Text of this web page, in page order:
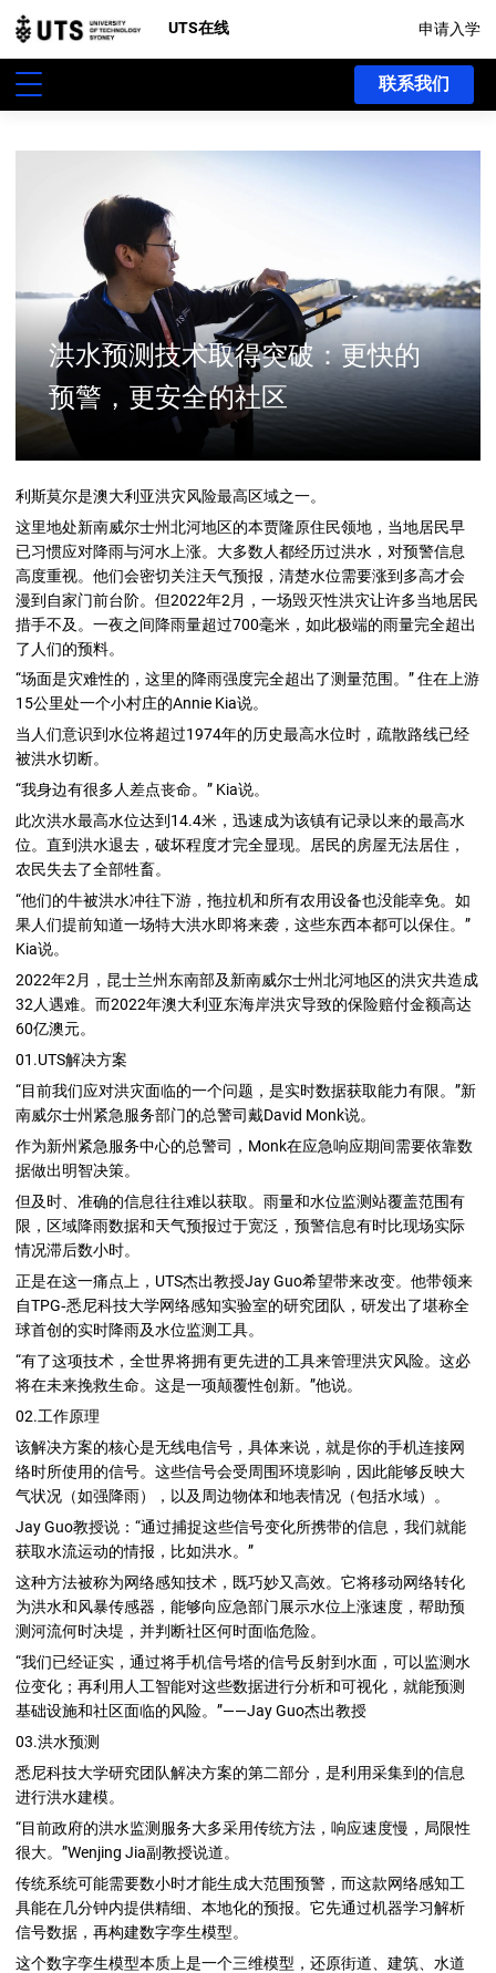
UTS在线 申请入学
联系我们
洪水预测技术取得突破：更快的
预警，更安全的社区
利斯莫尔是澳大利亚洪灾风险最高区域之一。
这里地处新南威尔士州北河地区的本贾隆原住民领地，当地居民早
已习惯应对降雨与河水上涨。大多数人都经历过洪水，对预警信息
高度重视。他们会密切关注天气预报，清楚水位需要涨到多高才会
漫到自家门前台阶。但2022年2月，一场毁灭性洪灾让许多当地居民
措手不及。一夜之间降雨量超过700毫米，如此极端的雨量完全超出
了人们的预料。
“场面是灾难性的，这里的降雨强度完全超出了测量范围。” 住在上游
15公里处一个小村庄的Annie Kia说。
当人们意识到水位将超过1974年的历史最高水位时，疏散路线已经
被洪水切断。
“我身边有很多人差点丧命。” Kia说。
此次洪水最高水位达到14.4米，迅速成为该镇有记录以来的最高水
位。直到洪水退去，破坏程度才完全显现。居民的房屋无法居住，
农民失去了全部牲畜。
“他们的牛被洪水冲往下游，拖拉机和所有农用设备也没能幸免。如
果人们提前知道一场特大洪水即将来袭，这些东西本都可以保住。”
Kia说。
2022年2月，昆士兰州东南部及新南威尔士州北河地区的洪灾共造成
32人遇难。而2022年澳大利亚东海岸洪灾导致的保险赔付金额高达
60亿澳元。
01.UTS解决方案
“目前我们应对洪灾面临的一个问题，是实时数据获取能力有限。”新
南威尔士州紧急服务部门的总警司戴David Monk说。
作为新州紧急服务中心的总警司，Monk在应急响应期间需要依靠数
据做出明智决策。
但及时、准确的信息往往难以获取。雨量和水位监测站覆盖范围有
限，区域降雨数据和天气预报过于宽泛，预警信息有时比现场实际
情况滞后数小时。
正是在这一痛点上，UTS杰出教授Jay Guo希望带来改变。他带领来
自TPG‑悉尼科技大学网络感知实验室的研究团队，研发出了堪称全
球首创的实时降雨及水位监测工具。
“有了这项技术，全世界将拥有更先进的工具来管理洪灾风险。这必
将在未来挽救生命。这是一项颠覆性创新。”他说。
02.工作原理
该解决方案的核心是无线电信号，具体来说，就是你的手机连接网
络时所使用的信号。这些信号会受周围环境影响，因此能够反映大
气状况（如强降雨），以及周边物体和地表情况（包括水域）。
Jay Guo教授说：“通过捕捉这些信号变化所携带的信息，我们就能
获取水流运动的情报，比如洪水。”
这种方法被称为网络感知技术，既巧妙又高效。它将移动网络转化
为洪水和风暴传感器，能够向应急部门展示水位上涨速度，帮助预
测河流何时决堤，并判断社区何时面临危险。
“我们已经证实，通过将手机信号塔的信号反射到水面，可以监测水
位变化；再利用人工智能对这些数据进行分析和可视化，就能预测
基础设施和社区面临的风险。”——Jay Guo杰出教授
03.洪水预测
悉尼科技大学研究团队解决方案的第二部分，是利用采集到的信息
进行洪水建模。
“目前政府的洪水监测服务大多采用传统方法，响应速度慢，局限性
很大。”Wenjing Jia副教授说道。
传统系统可能需要数小时才能生成大范围预警，而这款网络感知工
具能在几分钟内提供精细、本地化的预报。它先通过机器学习解析
信号数据，再构建数字孪生模型。
这个数字孪生模型本质上是一个三维模型，还原街道、建筑、水道